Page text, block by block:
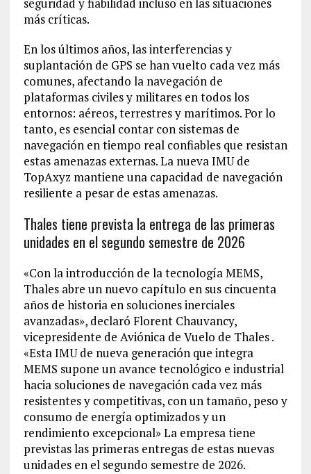
seguridad y fiabilidad incluso en las situaciones
más críticas.
En los últimos años, las interferencias y
suplantación de GPS se han vuelto cada vez más
comunes, afectando la navegación de
plataformas civiles y militares en todos los
entornos: aéreos, terrestres y marítimos. Por lo
tanto, es esencial contar con sistemas de
navegación en tiempo real confiables que resistan
estas amenazas externas. La nueva IMU de
TopAxyz mantiene una capacidad de navegación
resiliente a pesar de estas amenazas.
Thales tiene prevista la entrega de las primeras
unidades en el segundo semestre de 2026
«Con la introducción de la tecnología MEMS,
Thales abre un nuevo capítulo en sus cincuenta
años de historia en soluciones inerciales
avanzadas», declaró Florent Chauvancy,
vicepresidente de Aviónica de Vuelo de Thales .
«Esta IMU de nueva generación que integra
MEMS supone un avance tecnológico e industrial
hacia soluciones de navegación cada vez más
resistentes y competitivas, con un tamaño, peso y
consumo de energía optimizados y un
rendimiento excepcional» La empresa tiene
previstas las primeras entregas de estas nuevas
unidades en el segundo semestre de 2026.